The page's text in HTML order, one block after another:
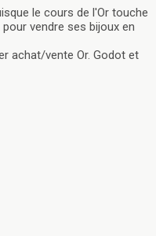
le cours de l'Or touche
vendre ses bijoux en
achat/vente Or. Godot et